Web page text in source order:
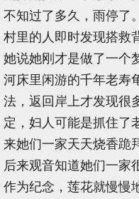
不知过了多久，雨停了
村里的人即时发现搭救
她说她刚才是做了一个
河床里闲游的千年老寿
法，返回岸上才发现很
定，妇人可能是抓住了
来她们一家天天烧香跪
后来观音知道她们一家
作为纪念，莲花就慢